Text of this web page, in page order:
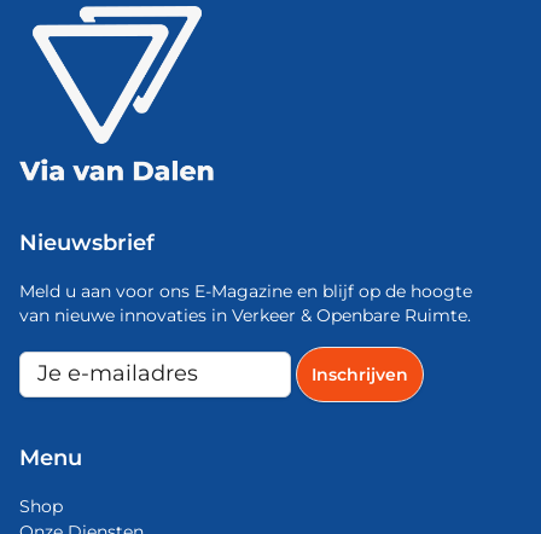
Nieuwsbrief
Meld u aan voor ons E-Magazine en blijf op de hoogte
van nieuwe innovaties in Verkeer & Openbare Ruimte.
Menu
Shop